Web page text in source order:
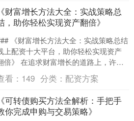
《财富增长方法大全：实战策略总
，助你轻松实现资产翻倍》
《财富增长方法大全：实战策略总结
上配资十大平台，助你轻松实现资产
倍》 在追求财富增长的道路上，许多
人常感迷茫：是投资股市、房产，还是
业？如何平衡风....
看： 149 分类： 配资方案
《可转债购买方法全解析：手把手
你完成申购与交易策略》